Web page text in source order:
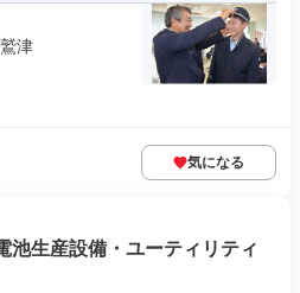
津
気になる
池生産設備・ユーティリティ